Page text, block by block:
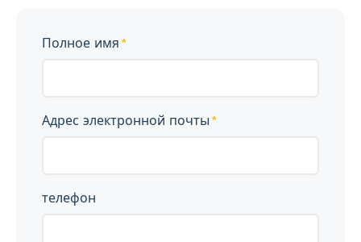
Полное имя
Адрес электронной почты
телефон